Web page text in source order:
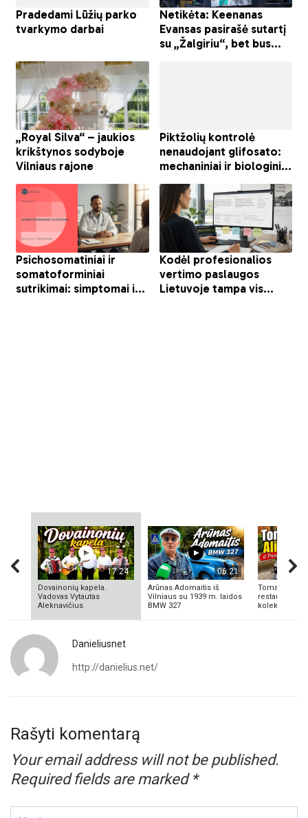
17:24
Dovainonių kapela.
Vadovas Vytautas
Aleknavičius
06:21
Arūnas Adomaitis iš
Vilniaus su 1939 m. laidos
BMW 327
Tomas
Danieliusnet
http://danielius.net/
Rašyti komentarą
Your email address will not be published.
Required fields are marked *